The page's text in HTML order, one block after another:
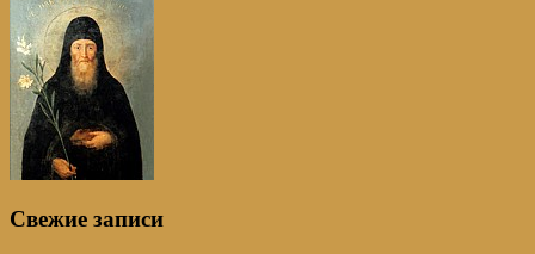
Свежие записи